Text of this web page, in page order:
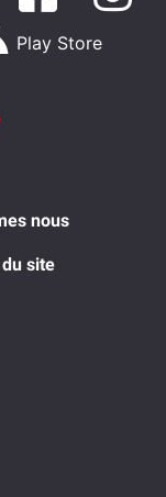
Play Store
nous
site